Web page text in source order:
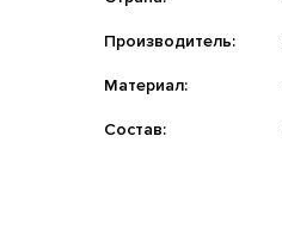
Производитель:
Материал:
Состав: